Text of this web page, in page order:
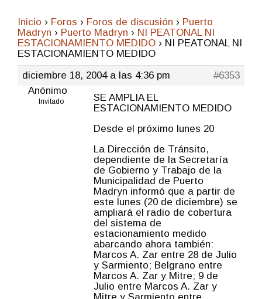
Inicio › Foros › Foros de discusión › Puerto
Madryn › Puerto Madryn › NI PEATONAL NI
ESTACIONAMIENTO MEDIDO › NI PEATONAL NI
ESTACIONAMIENTO MEDIDO
diciembre 18, 2004 a las 4:36 pm
#6353
Anónimo
Invitado
SE AMPLIA EL
ESTACIONAMIENTO MEDIDO
Desde el próximo lunes 20
La Dirección de Tránsito,
dependiente de la Secretaría
de Gobierno y Trabajo de la
Municipalidad de Puerto
Madryn informó que a partir de
este lunes (20 de diciembre) se
ampliará el radio de cobertura
del sistema de
estacionamiento medido
abarcando ahora también:
Marcos A. Zar entre 28 de Julio
y Sarmiento; Belgrano entre
Marcos A. Zar y Mitre; 9 de
Julio entre Marcos A. Zar y
Mitre y Sarmiento entre